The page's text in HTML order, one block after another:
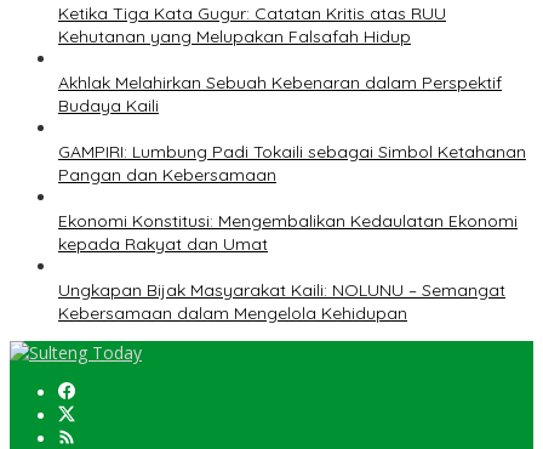
Ketika Tiga Kata Gugur: Catatan Kritis atas RUU
Kehutanan yang Melupakan Falsafah Hidup
Akhlak Melahirkan Sebuah Kebenaran dalam Perspektif
Budaya Kaili
GAMPIRI: Lumbung Padi Tokaili sebagai Simbol Ketahanan
Pangan dan Kebersamaan
Ekonomi Konstitusi: Mengembalikan Kedaulatan Ekonomi
kepada Rakyat dan Umat
Ungkapan Bijak Masyarakat Kaili: NOLUNU – Semangat
Kebersamaan dalam Mengelola Kehidupan